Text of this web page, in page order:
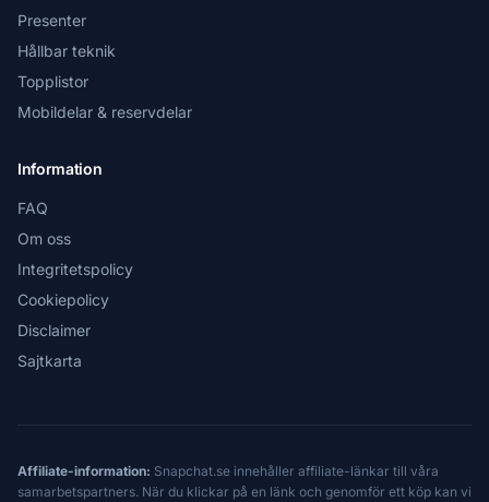
Presenter
Hållbar teknik
Topplistor
Mobildelar & reservdelar
Information
FAQ
Om oss
Integritetspolicy
Cookiepolicy
Disclaimer
Sajtkarta
Affiliate-information: Snapchat.se innehåller affiliate-länkar till våra
samarbetspartners. När du klickar på en länk och genomför ett köp kan vi